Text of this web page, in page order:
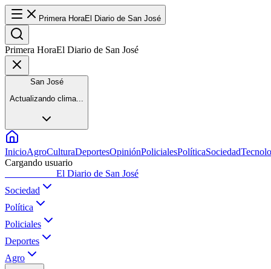
Primera HoraEl Diario de San José
Primera HoraEl Diario de San José
San José
Actualizando clima...
InicioAgroCulturaDeportesOpiniónPolicialesPolíticaSociedad
Cargando usuario
El Diario de San José
Sociedad
Política
Policiales
Deportes
Agro